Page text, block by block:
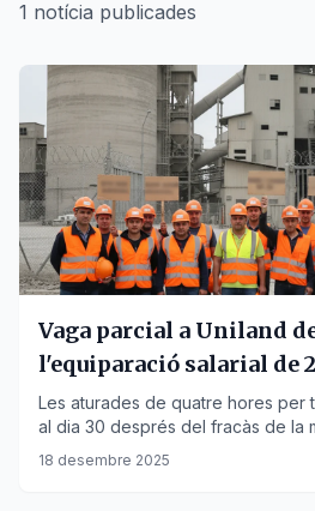
1 notícia publicades
Vaga parcial a Uniland
l'equiparació salarial de
Les aturades de quatre hores per
al dia 30 després del fracàs de la
Generalitat.
18 desembre 2025